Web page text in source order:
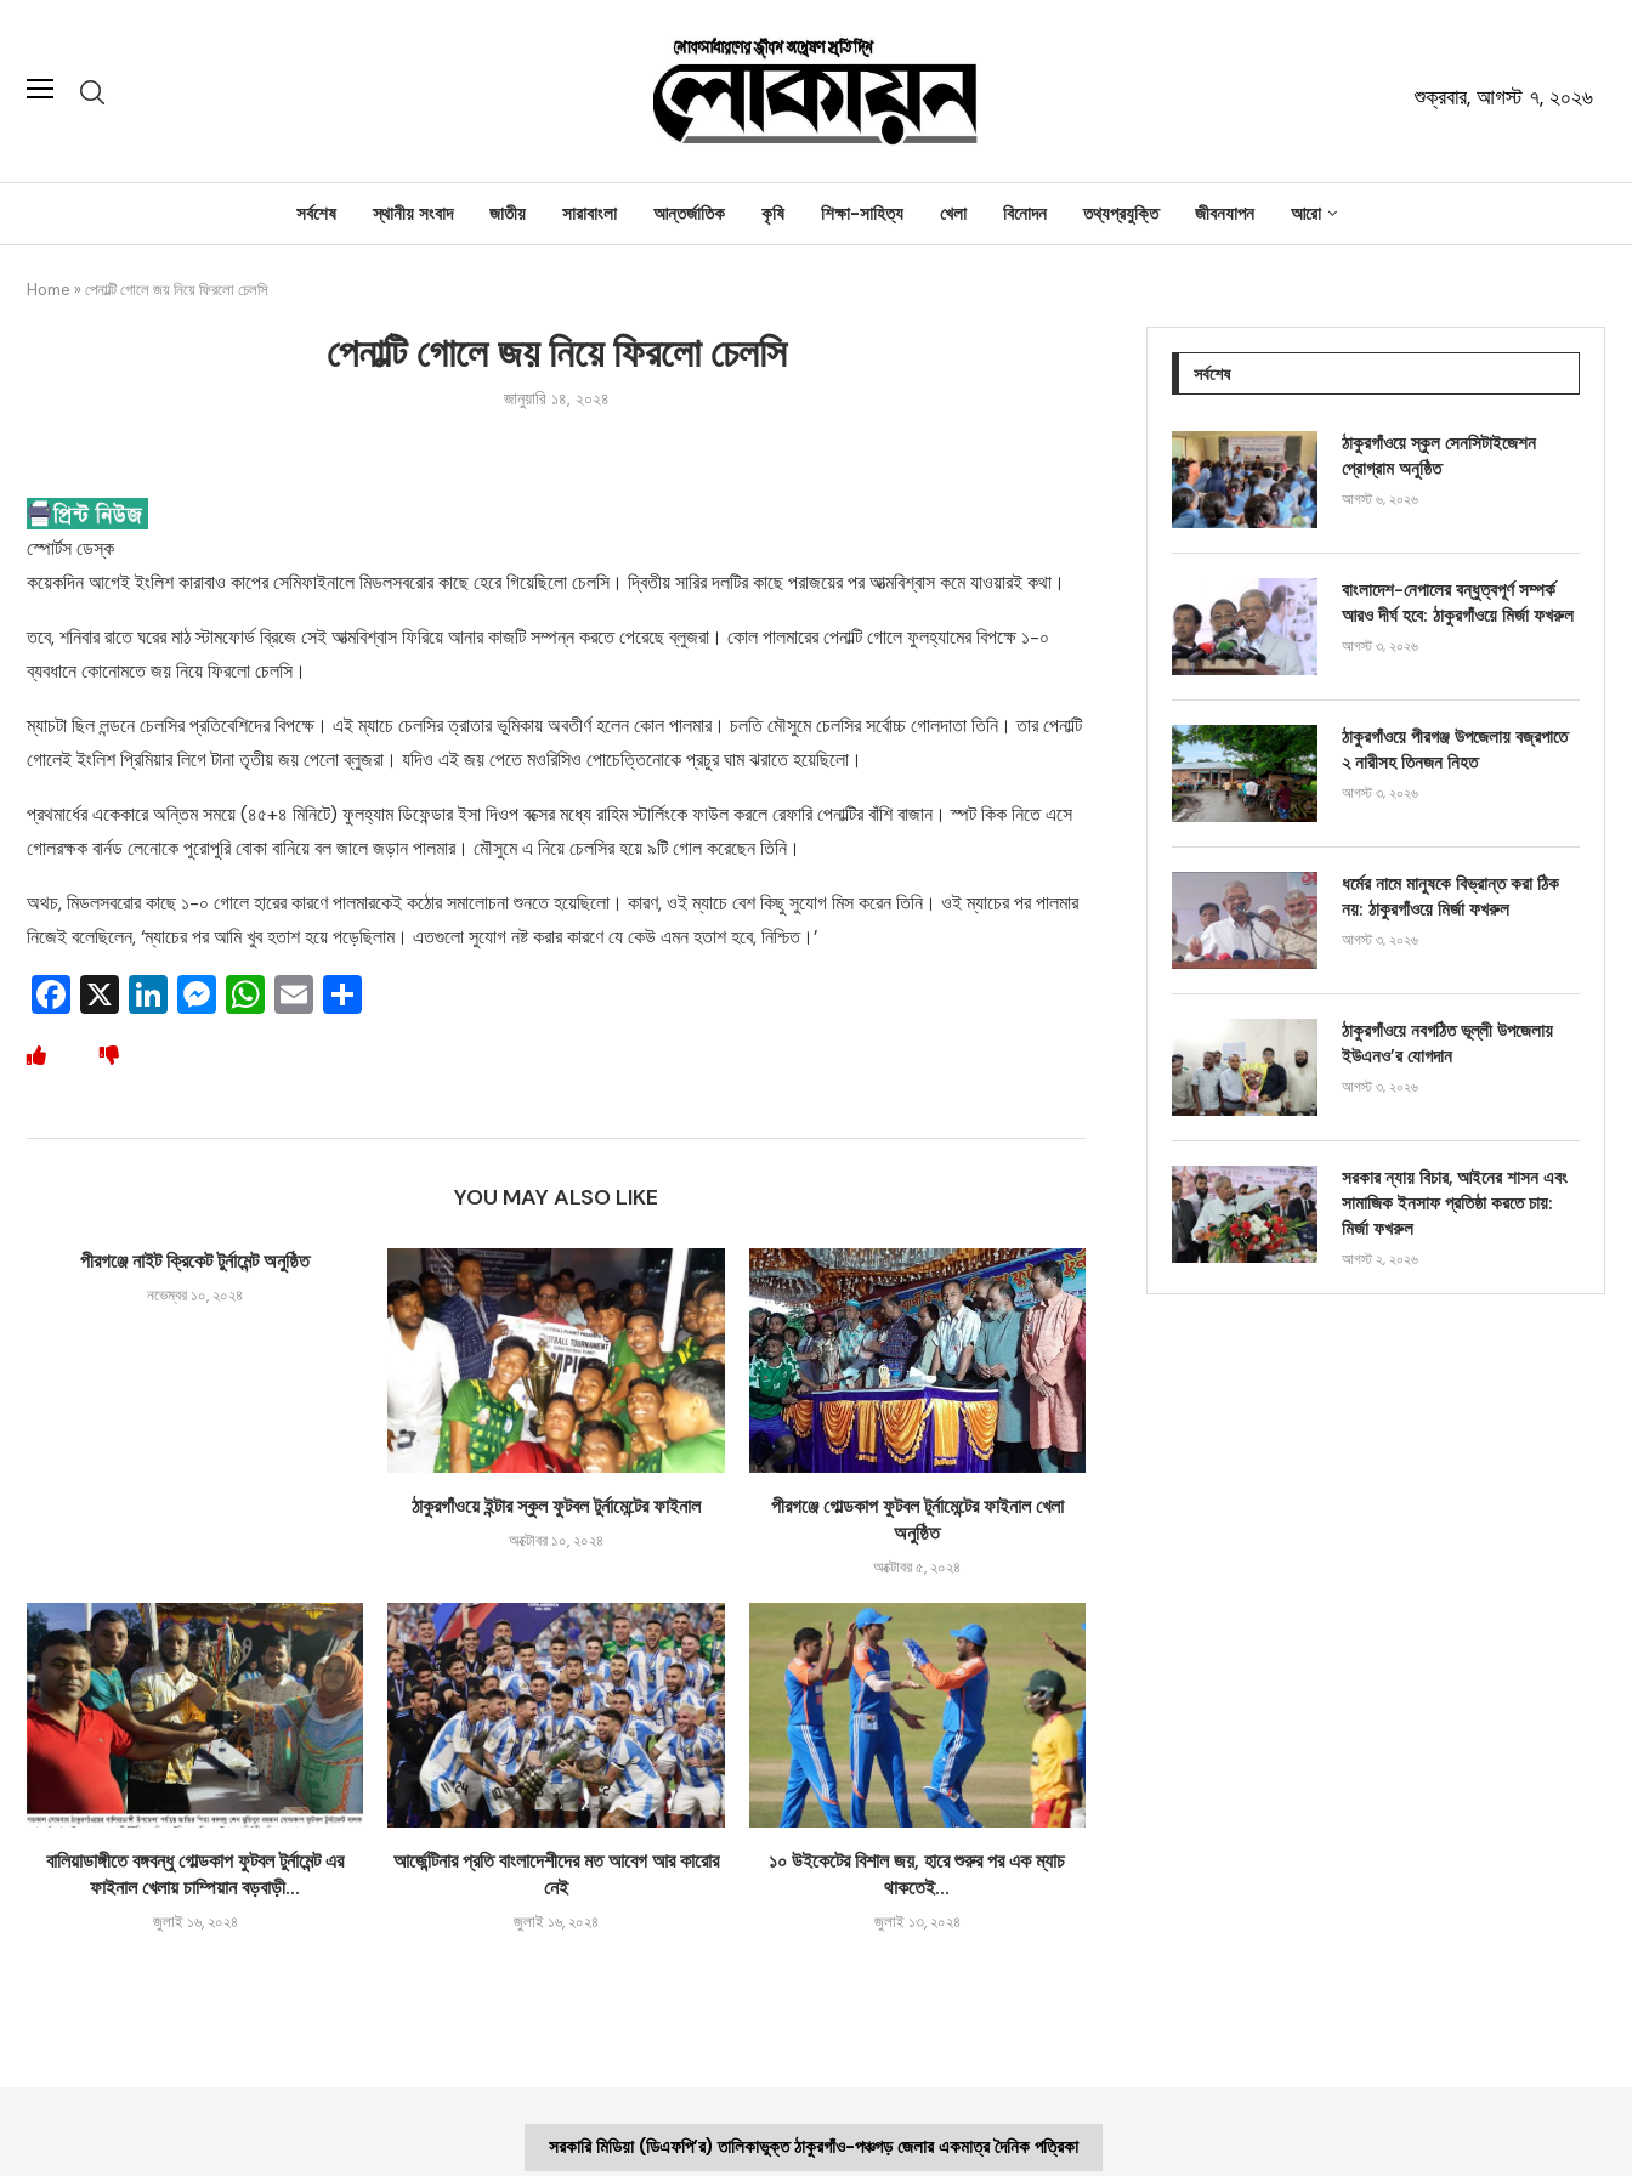
শুক্রবার, আগস্ট ৭, ২০২৬
সর্বশেষ স্থানীয় সংবাদ জাতীয় সারাবাংলা আন্তর্জাতিক কৃষি শিক্ষা-সাহিত্য খেলা বিনোদন তথ্যপ্রযুক্তি জীবনযাপন আরো
Home » পেনাল্টি গোলে জয় নিয়ে ফিরলো চেলসি
পেনাল্টি গোলে জয় নিয়ে ফিরলো চেলসি
জানুয়ারি ১৪, ২০২৪
স্পোর্টস ডেস্ক
কয়েকদিন আগেই ইংলিশ কারাবাও কাপের সেমিফাইনালে মিডলসবরোর কাছে হেরে গিয়েছিলো চেলসি। দ্বিতীয় সারির দলটির কাছে পরাজয়ের পর আত্মবিশ্বাস কমে যাওয়ারই কথা।
তবে, শনিবার রাতে ঘরের মাঠ স্টামফোর্ড ব্রিজে সেই আত্মবিশ্বাস ফিরিয়ে আনার কাজটি সম্পন্ন করতে পেরেছে ব্লুজরা। কোল পালমারের পেনাল্টি গোলে ফুলহ্যামের বিপক্ষে ১-০
ব্যবধানে কোনোমতে জয় নিয়ে ফিরলো চেলসি।
ম্যাচটা ছিল লন্ডনে চেলসির প্রতিবেশিদের বিপক্ষে। এই ম্যাচে চেলসির ত্রাতার ভূমিকায় অবতীর্ণ হলেন কোল পালমার। চলতি মৌসুমে চেলসির সর্বোচ্চ গোলদাতা তিনি। তার পেনাল্টি
গোলেই ইংলিশ প্রিমিয়ার লিগে টানা তৃতীয় জয় পেলো ব্লুজরা। যদিও এই জয় পেতে মওরিসিও পোচেত্তিনোকে প্রচুর ঘাম ঝরাতে হয়েছিলো।
প্রথমার্ধের একেকারে অন্তিম সময়ে (৪৫+৪ মিনিটে) ফুলহ্যাম ডিফেন্ডার ইসা দিওপ বক্সের মধ্যে রাহিম স্টার্লিংকে ফাউল করলে রেফারি পেনাল্টির বাঁশি বাজান। স্পট কিক নিতে এসে
গোলরক্ষক বার্নড লেনোকে পুরোপুরি বোকা বানিয়ে বল জালে জড়ান পালমার। মৌসুমে এ নিয়ে চেলসির হয়ে ৯টি গোল করেছেন তিনি।
অথচ, মিডলসবরোর কাছে ১-০ গোলে হারের কারণে পালমারকেই কঠোর সমালোচনা শুনতে হয়েছিলো। কারণ, ওই ম্যাচে বেশ কিছু সুযোগ মিস করেন তিনি। ওই ম্যাচের পর পালমার
নিজেই বলেছিলেন, ‘ম্যাচের পর আমি খুব হতাশ হয়ে পড়েছিলাম। এতগুলো সুযোগ নষ্ট করার কারণে যে কেউ এমন হতাশ হবে, নিশ্চিত।’
Facebook
X LinkedIn
Messenger
WhatsApp
Email
YOU MAY ALSO LIKE
পীরগঞ্জে নাইট ক্রিকেট টুর্নামেন্ট অনুষ্ঠিত
নভেম্বর ১০, ২০২৪
ঠাকুরগাঁওয়ে ইন্টার স্কুল ফুটবল টুর্নামেন্টের ফাইনাল
অক্টোবর ১০, ২০২৪
পীরগঞ্জে গোল্ডকাপ ফুটবল টুর্নামেন্টের ফাইনাল খেলা
অনুষ্ঠিত
অক্টোবর ৫, ২০২৪
বালিয়াডাঙ্গীতে বঙ্গবন্ধু গোল্ডকাপ ফুটবল টুর্নামেন্ট এর
ফাইনাল খেলায় চাম্পিয়ান বড়বাড়ী...
জুলাই ১৬, ২০২৪
আর্জেন্টিনার প্রতি বাংলাদেশীদের মত আবেগ আর কারোর
নেই
জুলাই ১৬, ২০২৪
১০ উইকেটের বিশাল জয়, হারে শুরুর পর এক ম্যাচ
থাকতেই...
জুলাই ১৩, ২০২৪
সর্বশেষ
ঠাকুরগাঁওয়ে স্কুল সেনসিটাইজেশন
প্রোগ্রাম অনুষ্ঠিত
আগস্ট ৬, ২০২৬
বাংলাদেশ-নেপালের বন্ধুত্বপূর্ণ সম্পর্ক
আরও দীর্ঘ হবে: ঠাকুরগাঁওয়ে মির্জা ফখরুল
আগস্ট ৩, ২০২৬
ঠাকুরগাঁওয়ে পীরগঞ্জ উপজেলায় বজ্রপাতে
২ নারীসহ তিনজন নিহত
আগস্ট ৩, ২০২৬
ধর্মের নামে মানুষকে বিভ্রান্ত করা ঠিক
নয়: ঠাকুরগাঁওয়ে মির্জা ফখরুল
আগস্ট ৩, ২০২৬
ঠাকুরগাঁওয়ে নবগঠিত ভূল্লী উপজেলায়
ইউএনও’র যোগদান
আগস্ট ৩, ২০২৬
সরকার ন্যায় বিচার, আইনের শাসন এবং
সামাজিক ইনসাফ প্রতিষ্ঠা করতে চায়:
মির্জা ফখরুল
আগস্ট ২, ২০২৬
সরকারি মিডিয়া (ডিএফপি’র) তালিকাভুক্ত ঠাকুরগাঁও-পঞ্চগড় জেলার একমাত্র দৈনিক পত্রিকা